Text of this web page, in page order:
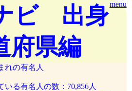
menu
ビ 出身
府県編
れの有名人
いる有名人の数：70,856人